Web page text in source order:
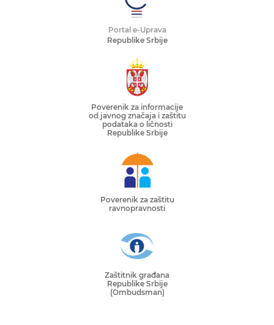
Portal e-Uprava
Republike Srbije
Poverenik za informacije
od javnog značaja i zaštitu
podataka o ličnosti
Republike Srbije
Poverenik za zaštitu
ravnopravnosti
Zaštitnik građana
Republike Srbije
(Ombudsman)